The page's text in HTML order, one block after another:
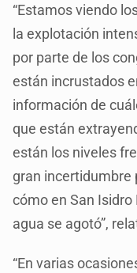
“Estamos viendo
la explotación
por parte de los
están incrustados
información de
que están
están los niveles
gran incertidumbre
cómo en San Isidro
agua se agotó”,
“En varias